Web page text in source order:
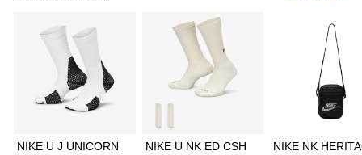
3 期 0 利率 每期 21家銀行
合作金庫商業銀行
第一商業銀行
華南商業銀行
彰化商業銀行
上海商業儲蓄銀行
Apple Pay
NIKE U J UNICORN
NIKE U NK ED CSH
NIKE NK